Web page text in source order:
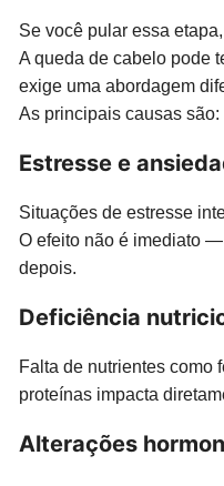
Se você pular essa
A queda de cabelo pode
exige uma abordagem
As principais causas são:
Estresse e
Situações de estresse
O efeito não é imediato
depois.
Deficiência
Falta de nutrientes como
proteínas impacta
Alterações